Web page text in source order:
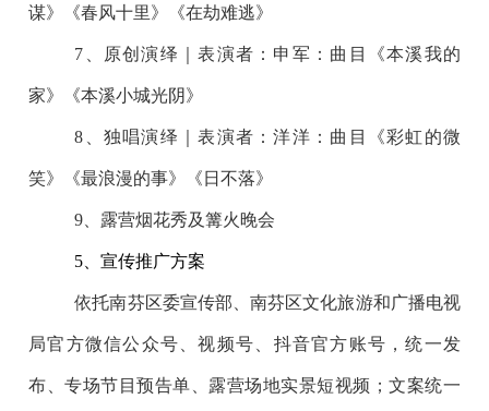
谋》《春风十里》《在劫难逃》
7、原创演绎｜表演者：申军：曲目《本溪我的
家》《本溪小城光阴》
8、独唱演绎｜表演者：洋洋：曲目《彩虹的微
笑》《最浪漫的事》《日不落》
9、露营烟花秀及篝火晚会
5、宣传推广方案
依托南芬区委宣传部、南芬区文化旅游和广播电视
局官方微信公众号、视频号、抖音官方账号，统一发
布、专场节目预告单、露营场地实景短视频；文案统一